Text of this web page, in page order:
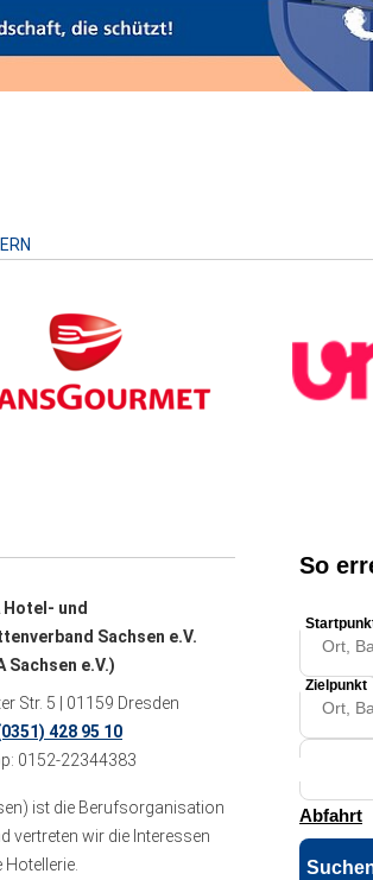
Hotel- und
Sachsen e.V.
Sachsen e.V.)
Str. 5 | 01159 Dresden
428 95 10
0152-22344383
ist die Berufsorganisation
vertreten wir die Interessen